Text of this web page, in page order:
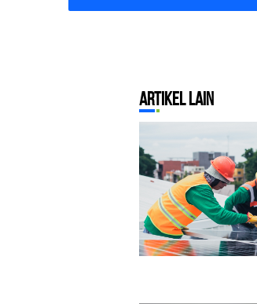
Artikel Lain